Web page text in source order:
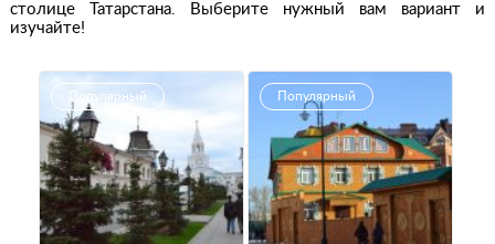
столице Татарстана. Выберите нужный вам вариант и
изучайте!
Популярный Популярный